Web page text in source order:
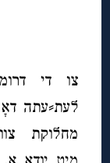
צו די
לעת⸗עתה דאָ